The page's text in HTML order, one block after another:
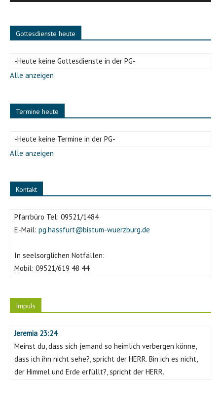
Gottesdienste heute
-Heute keine Gottesdienste in der PG-
Alle anzeigen
Termine heute
-Heute keine Termine in der PG-
Alle anzeigen
Kontakt
Pfarrbüro Tel: 09521/1484
E-Mail: pg.hassfurt@bistum-wuerzburg.de
In seelsorglichen Notfällen:
Mobil: 09521/619 48 44
Impuls
Jeremia 23:24
Meinst du, dass sich jemand so heimlich verbergen könne,
dass ich ihn nicht sehe?, spricht der HERR. Bin ich es nicht,
der Himmel und Erde erfüllt?, spricht der HERR.